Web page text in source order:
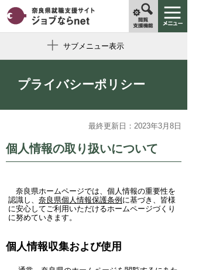
サブメニュー表示
プライバシーポリシー
最終更新日：2023年3月8日
個人情報の取り扱いについて
奈良県ホームページでは、個人情報の重要性を
認識し、 奈良県個人情報保護条例 に基づき、皆様
に安心してご利用いただけるホームページづくり
に努めていきます。
個人情報収集および使用